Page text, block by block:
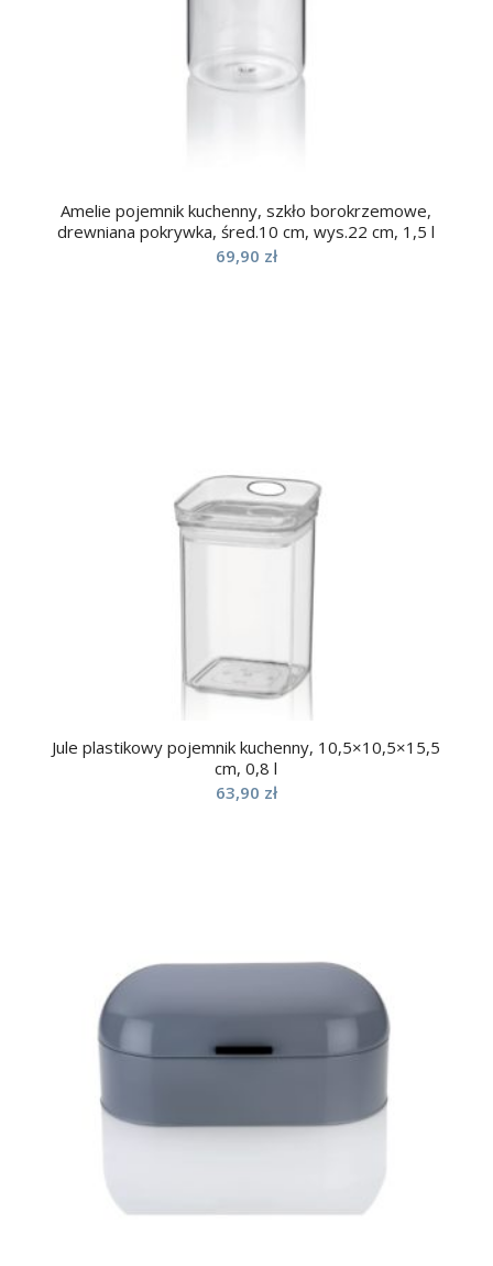
Amelie pojemnik kuchenny, szkło borokrzemowe,
drewniana pokrywka, śred.10 cm, wys.22 cm, 1,5 l
69,90 zł
Jule plastikowy pojemnik kuchenny, 10,5×10,5×15,5
cm, 0,8 l
63,90 zł